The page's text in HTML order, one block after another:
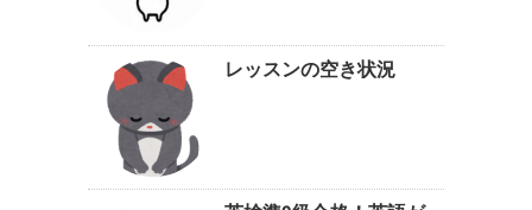
レッスンの空き状況